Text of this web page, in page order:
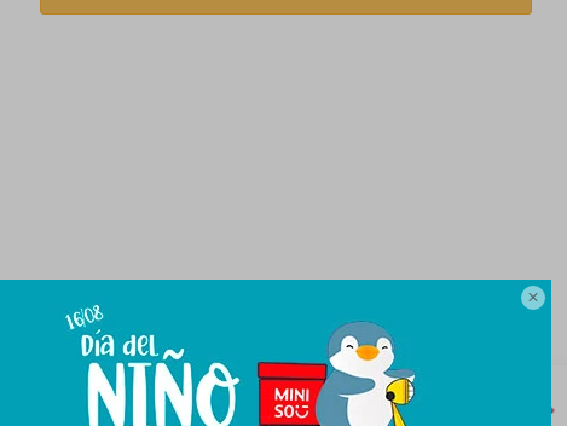

Productos que te pueden interesar